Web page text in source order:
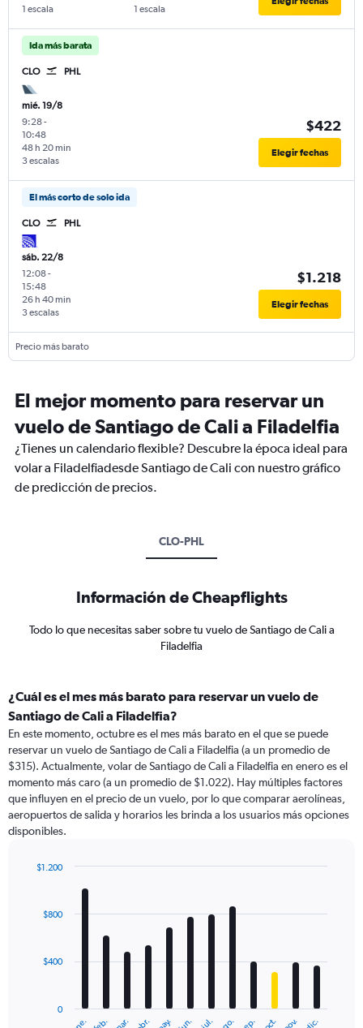
1 escala
1 escala
Ida más barata
CLO PHL
mié. 19/8
9:28-
10:48
3 escalas
48 h 20 min
$422
Elegir fechas
El más corto de solo ida
CLO PHL
sáb. 22/8
12:08-
15:48
3 escalas
26 h 40 min
$1.218
Elegir fechas
Precio más barato
El mejor momento para reservar un
vuelo de Santiago de Cali a Filadelfia
¿Tienes un calendario flexible? Descubre la época ideal para
volar a Filadelfiadesde Santiago de Cali con nuestro gráfico
de predicción de precios.
CLO-PHL
Información de Cheapflights
Todo lo que necesitas saber sobre tu vuelo de Santiago de Cali a
Filadelfia
¿Cuál es el mes más barato para reservar un vuelo de
Santiago de Cali a Filadelfia?
En este momento, octubre es el mes más barato en el que se puede
reservar un vuelo de Santiago de Cali a Filadelfia (a un promedio de
$315). Actualmente, volar de Santiago de Cali a Filadelfia en enero es el
momento más caro (a un promedio de $1.022). Hay múltiples factores
que influyen en el precio de un vuelo, por lo que comparar aerolíneas,
aeropuertos de salida y horarios les brinda a los usuarios más opciones
disponibles.
with
The
jul. oct.
0
$400
$800
$1.200